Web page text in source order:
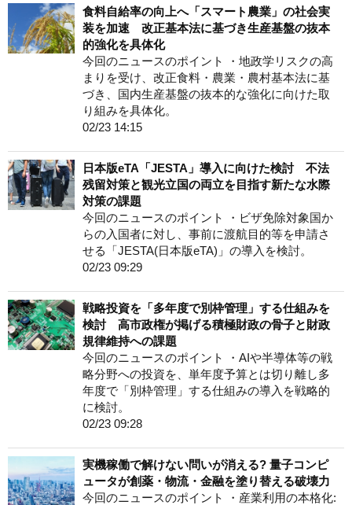
食料自給率の向上へ「スマート農業」の社会実
装を加速 改正基本法に基づき生産基盤の抜本
的強化を具体化
今回のニュースのポイント ・地政学リスクの高
まりを受け、改正食料・農業・農村基本法に基
づき、国内生産基盤の抜本的な強化に向けた取
り組みを具体化。
02/23 14:15
日本版eTA「JESTA」導入に向けた検討 不法
残留対策と観光立国の両立を目指す新たな水際
対策の課題
今回のニュースのポイント ・ビザ免除対象国か
らの入国者に対し、事前に渡航目的等を申請さ
せる「JESTA(日本版eTA)」の導入を検討。
02/23 09:29
戦略投資を「多年度で別枠管理」する仕組みを
検討 高市政権が掲げる積極財政の骨子と財政
規律維持への課題
今回のニュースのポイント ・AIや半導体等の戦
略分野への投資を、単年度予算とは切り離し多
年度で「別枠管理」する仕組みの導入を戦略的
に検討。
02/23 09:28
実機稼働で解けない問いが消える? 量子コンピ
ュータが創薬・物流・金融を塗り替える破壊力
今回のニュースのポイント ・産業利用の本格化: